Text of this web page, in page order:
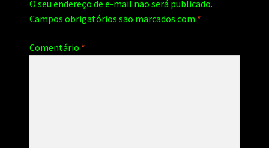
O seu endereço de e-mail não será publicado.
Campos obrigatórios são marcados com *
Comentário *